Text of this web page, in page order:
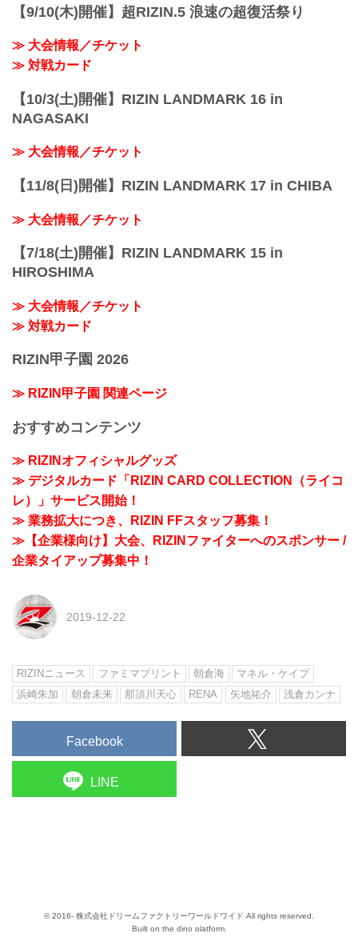
【9/10(木)開催】超RIZIN.5 浪速の超復活祭り
≫ 大会情報／チケット
≫ 対戦カード
【10/3(土)開催】RIZIN LANDMARK 16 in
NAGASAKI
≫ 大会情報／チケット
【11/8(日)開催】RIZIN LANDMARK 17 in CHIBA
≫ 大会情報／チケット
【7/18(土)開催】RIZIN LANDMARK 15 in
HIROSHIMA
≫ 大会情報／チケット
≫ 対戦カード
RIZIN甲子園 2026
≫ RIZIN甲子園 関連ページ
おすすめコンテンツ
≫ RIZINオフィシャルグッズ
≫ デジタルカード「RIZIN CARD COLLECTION（ライコ
レ）」サービス開始！
≫ 業務拡大につき、RIZIN FFスタッフ募集！
≫【企業様向け】大会、RIZINファイターへのスポンサー /
企業タイアップ募集中！
2019-12-22
RIZINニュース ファミマプリント 朝倉海
マネル・ケイプ
浜崎朱加
朝倉未来 那須川天心 RENA 矢地祐介 浅倉カンナ
Facebook
LINE
© 2016- 株式会社ドリームファクトリーワールドワイド All rights reserved.
Built on the dino platform.